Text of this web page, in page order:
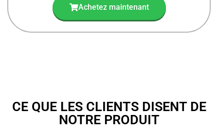
Achetez maintenant
CE QUE LES CLIENTS DISENT DE
NOTRE PRODUIT